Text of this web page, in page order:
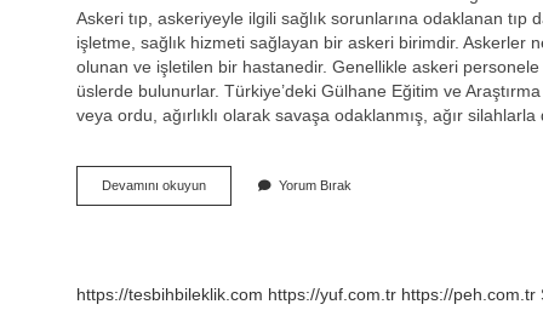
Askeri tıp, askeriyeyle ilgili sağlık sorunlarına odaklanan tıp
işletme, sağlık hizmeti sağlayan bir askeri birimdir. Askerler
olunan ve işletilen bir hastanedir. Genellikle askeri
üslerde bulunurlar. Türkiye’deki Gülhane Eğitim ve
veya ordu, ağırlıklı olarak savaşa odaklanmış, ağır
Devamını okuyunAskeri
Hastaneye
Yorum Bırak
https://tesbihbileklik.com https://yuf.com.tr https://peh.com.tr